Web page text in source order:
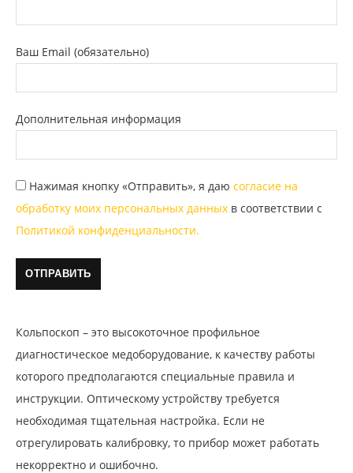
Ваш Email (обязательно)
Дополнительная информация
Нажимая кнопку «Отправить», я даю согласие на
обработку моих персональных данных в соответствии с
Политикой конфиденциальности.
Кольпоскоп – это высокоточное профильное
диагностическое медоборудование, к качеству работы
которого предполагаются специальные правила и
инструкции. Оптическому устройству требуется
необходимая тщательная настройка. Если не
отрегулировать калибровку, то прибор может работать
некорректно и ошибочно.